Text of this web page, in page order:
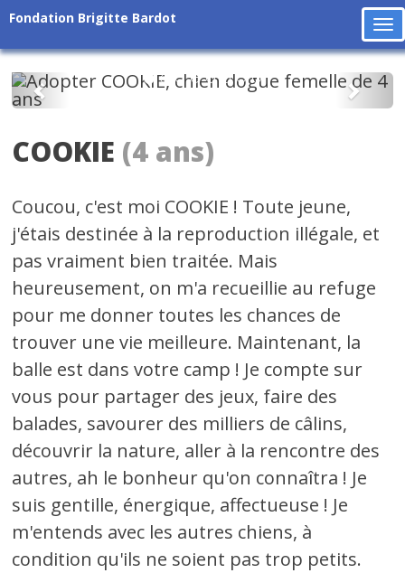
Fondation Brigitte Bardot
Précédent
COOKIE (4 ans)
Coucou, c'est moi COOKIE ! Toute jeune,
j'étais destinée à la reproduction illégale, et
pas vraiment bien traitée. Mais
heureusement, on m'a recueillie au refuge
pour me donner toutes les chances de
trouver une vie meilleure. Maintenant, la
balle est dans votre camp ! Je compte sur
vous pour partager des jeux, faire des
balades, savourer des milliers de câlins,
découvrir la nature, aller à la rencontre des
autres, ah le bonheur qu'on connaîtra ! Je
suis gentille, énergique, affectueuse ! Je
m'entends avec les autres chiens, à
condition qu'ils ne soient pas trop petits.